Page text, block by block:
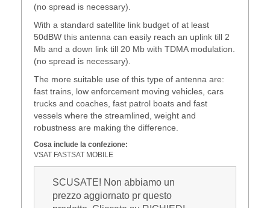
(no spread is necessary).
With a standard satellite link budget of at least
50dBW this antenna can easily reach an uplink till 2
Mb and a down link till 20 Mb with TDMA modulation.
(no spread is necessary).
The more suitable use of this type of antenna are:
fast trains, low enforcement moving vehicles, cars
trucks and coaches, fast patrol boats and fast
vessels where the streamlined, weight and
robustness are making the difference.
Cosa include la confezione:
VSAT FASTSAT MOBILE
SCUSATE! Non abbiamo un
prezzo aggiornato pr questo